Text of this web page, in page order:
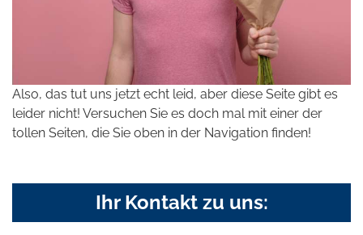
Also, das tut uns jetzt echt leid, aber diese Seite gibt es
leider nicht! Versuchen Sie es doch mal mit einer der
tollen Seiten, die Sie oben in der Navigation finden!
Ihr Kontakt zu uns: